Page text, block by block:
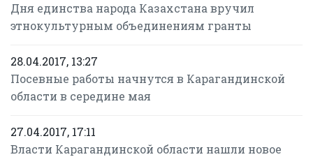
Дня единства народа Казахстана вручил
этнокультурным объединениям гранты
28.04.2017, 13:27
Посевные работы начнутся в Карагандинской
области в середине мая
27.04.2017, 17:11
Власти Карагандинской области нашли новое